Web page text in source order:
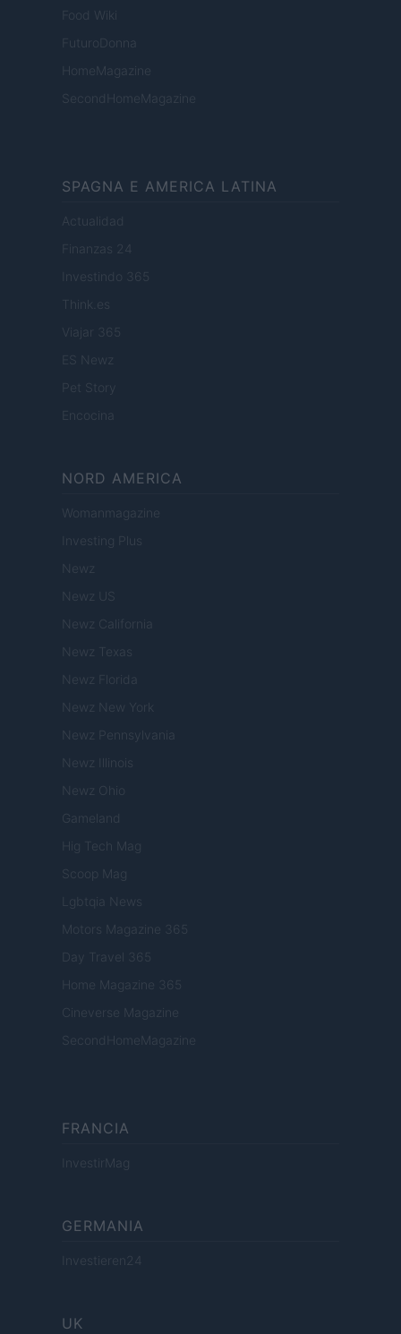
Food Wiki
FuturoDonna
HomeMagazine
SecondHomeMagazine
SPAGNA E AMERICA LATINA
Actualidad
Finanzas 24
Investindo 365
Think.es
Viajar 365
ES Newz
Pet Story
Encocina
NORD AMERICA
Womanmagazine
Investing Plus
Newz
Newz US
Newz California
Newz Texas
Newz Florida
Newz New York
Newz Pennsylvania
Newz Illinois
Newz Ohio
Gameland
Hig Tech Mag
Scoop Mag
Lgbtqia News
Motors Magazine 365
Day Travel 365
Home Magazine 365
Cineverse Magazine
SecondHomeMagazine
FRANCIA
InvestirMag
GERMANIA
Investieren24
UK